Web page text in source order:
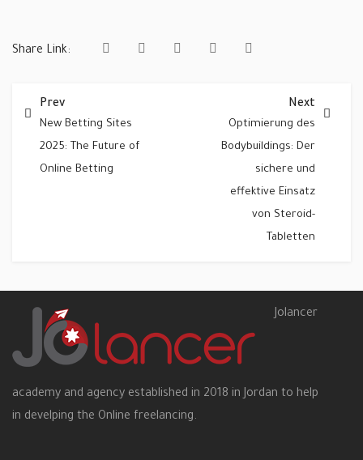
Share Link:
Prev
New Betting Sites
2025: The Future of
Online Betting
Next
Optimierung des
Bodybuildings: Der
sichere und
effektive Einsatz
von Steroid-
Tabletten
Jolancer
academy and agency established in 2018 in Jordan to help
in develping the Online freelancing.